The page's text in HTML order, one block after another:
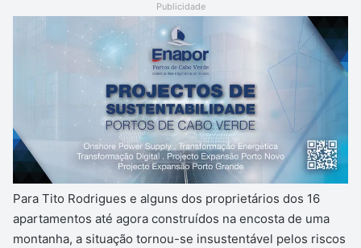
Publicidade
Para Tito Rodrigues e alguns dos proprietários dos 16
apartamentos até agora construídos na encosta de uma
montanha, a situação tornou-se insustentável pelos riscos